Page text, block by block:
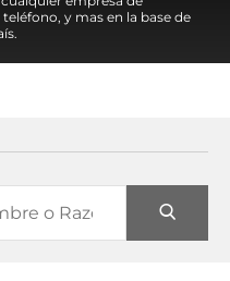
y mas en la base de